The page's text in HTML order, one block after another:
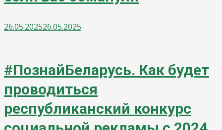
26.05.202526.05.2025
#ПознайБеларусь. Как будет
проводиться
республиканский конкурс